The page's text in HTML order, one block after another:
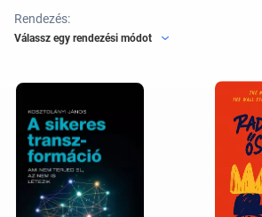
Rendezés:
Válassz egy rendezési módot